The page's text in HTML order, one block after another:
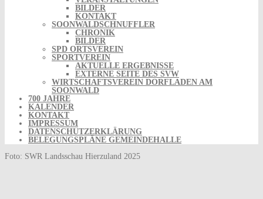
BILDER
KONTAKT
SOONWALDSCHNUFFLER
CHRONIK
BILDER
SPD ORTSVEREIN
SPORTVEREIN
AKTUELLE ERGEBNISSE
EXTERNE SEITE DES SVW
WIRTSCHAFTSVEREIN DORFLADEN AM
SOONWALD
700 JAHRE
KALENDER
KONTAKT
IMPRESSUM
DATENSCHUTZERKLÄRUNG
BELEGUNGSPLÄNE GEMEINDEHALLE